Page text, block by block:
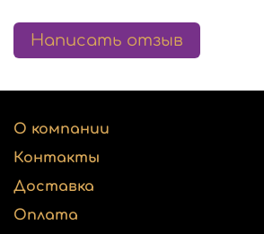
Написать отзыв
О компании
Контакты
Доставка
Оплата